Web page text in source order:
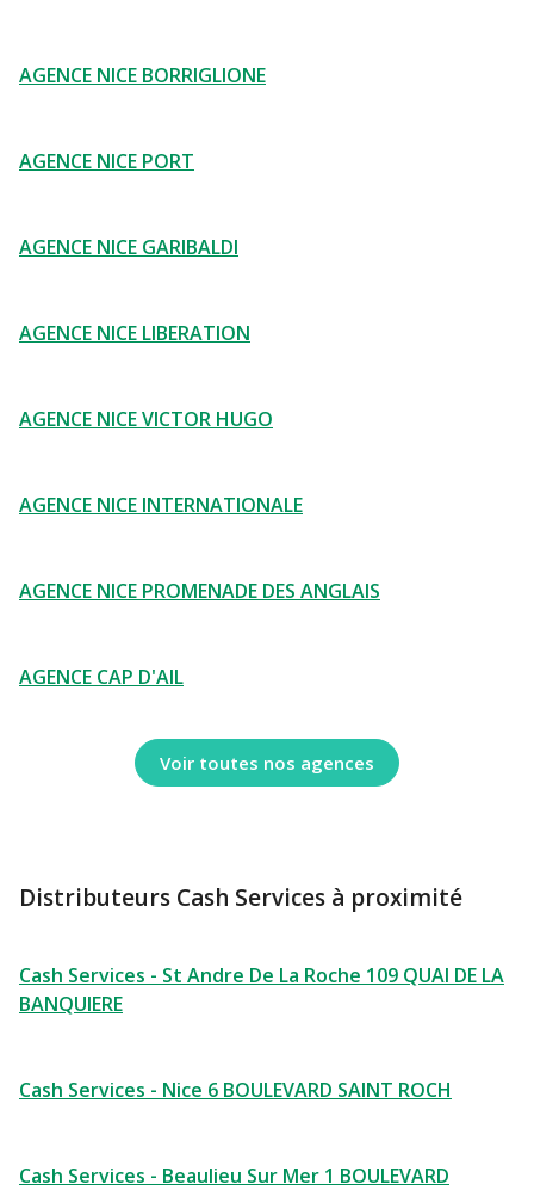
AGENCE NICE BORRIGLIONE
AGENCE NICE PORT
AGENCE NICE GARIBALDI
AGENCE NICE LIBERATION
AGENCE NICE VICTOR HUGO
AGENCE NICE INTERNATIONALE
AGENCE NICE PROMENADE DES ANGLAIS
AGENCE CAP D'AIL
Voir toutes nos agences
Distributeurs Cash Services à proximité
Cash Services - St Andre De La Roche 109 QUAI DE LA
BANQUIERE
Cash Services - Nice 6 BOULEVARD SAINT ROCH
Cash Services - Beaulieu Sur Mer 1 BOULEVARD